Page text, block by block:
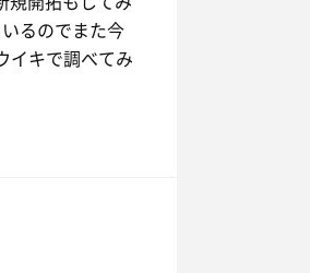
くじ引きが出
く、サウナ後
て気分でもない
ないな、と思
ったので、結
。
るのでまた今
イキで調べてみ
すらぎの湯』
でもまぁ水風